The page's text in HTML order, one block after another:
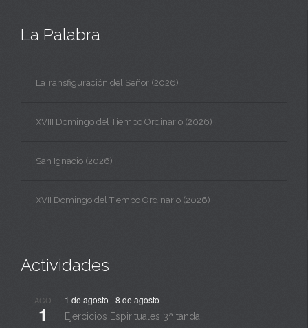
La Palabra
LaTransfiguración del Señor (2026)
XVIII Domingo del Tiempo Ordinario (2026)
San Ignacio (2026)
XVII Domingo del Tiempo Ordinario (2026)
Actividades
AGO
1
1 de agosto -8 de agosto
Ejercicios Espirituales 3ª tanda